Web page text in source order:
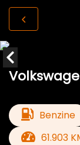
Benzine
61.903